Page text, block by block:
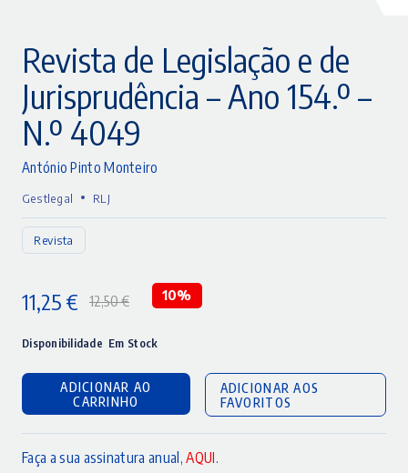
Revista de Legislação e de
Jurisprudência – Ano 154.º –
N.º 4049
António Pinto Monteiro
Gestlegal • RLJ
Revista
12,50€
preço
original
era:
12,50 €.
11,25 €
preço
atual
é:
11,25 €.
10%
Disponibilidade Em Stock
ADICIONAR AO
CARRINHO
ADICIONAR AOS
FAVORITOS
Faça a sua assinatura anual,AQUI.